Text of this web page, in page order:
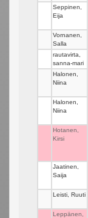
Seppinen,
Eija
Vornanen,
Salla
rautavirta,
sanna-mari
Halonen,
Niina
Halonen,
Niina
Hotanen,
Kirsi
Jaatinen,
Saija
Leisti, Ruuti
Leppänen,